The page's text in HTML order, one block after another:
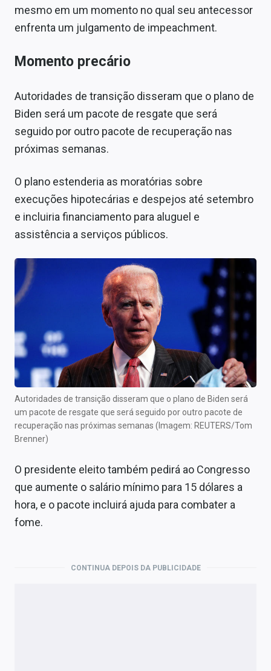
mesmo em um momento no qual seu antecessor
enfrenta um julgamento de impeachment.
Momento precário
Autoridades de transição disseram que o plano de
Biden será um pacote de resgate que será
seguido por outro pacote de recuperação nas
próximas semanas.
O plano estenderia as moratórias sobre
execuções hipotecárias e despejos até setembro
e incluiria financiamento para aluguel e
assistência a serviços públicos.
Autoridades de transição disseram que o plano de Biden será
um pacote de resgate que será seguido por outro pacote de
recuperação nas próximas semanas (Imagem: REUTERS/Tom
Brenner)
O presidente eleito também pedirá ao Congresso
que aumente o salário mínimo para 15 dólares a
hora, e o pacote incluirá ajuda para combater a
fome.
CONTINUA DEPOIS DA PUBLICIDADE